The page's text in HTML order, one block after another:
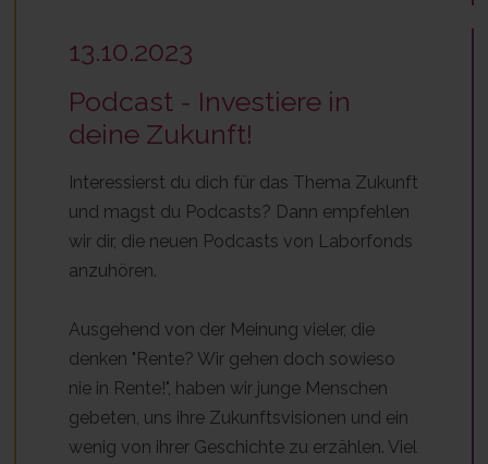
13.10.2023
Podcast - Investiere in
deine Zukunft!
Interessierst du dich für das Thema Zukunft
und magst du Podcasts? Dann empfehlen
wir dir, die neuen Podcasts von Laborfonds
anzuhören.
Ausgehend von der Meinung vieler, die
denken "Rente? Wir gehen doch sowieso
nie in Rente!", haben wir junge Menschen
gebeten, uns ihre Zukunftsvisionen und ein
wenig von ihrer Geschichte zu erzählen. Viel